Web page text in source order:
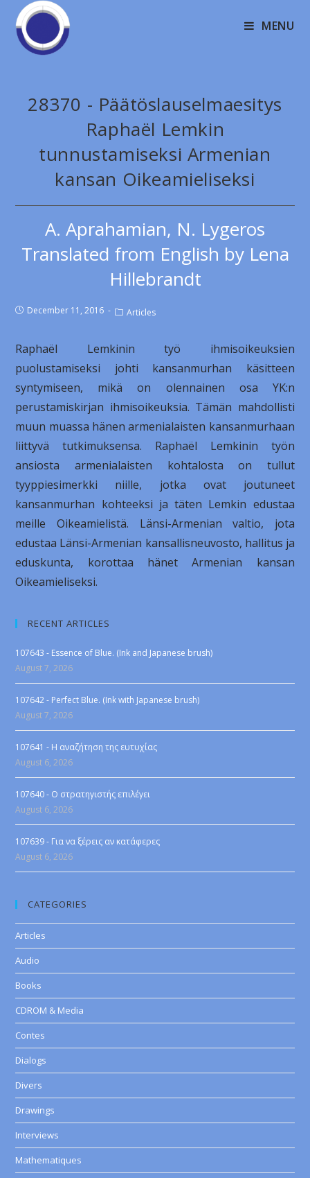
MENU
28370 - Päätöslauselmaesitys
Raphaël Lemkin
tunnustamiseksi Armenian
kansan Oikeamieliseksi
A. Aprahamian, N. Lygeros
Translated from English by Lena
Hillebrandt
December 11, 2016 Articles
Raphaël Lemkinin työ ihmisoikeuksien
puolustamiseksi johti kansanmurhan käsitteen
syntymiseen, mikä on olennainen osa YK:n
perustamiskirjan ihmisoikeuksia. Tämän mahdollisti
muun muassa hänen armenialaisten kansanmurhaan
liittyvä tutkimuksensa. Raphaël Lemkinin työn
ansiosta armenialaisten kohtalosta on tullut
tyyppiesimerkki niille, jotka ovat joutuneet
kansanmurhan kohteeksi ja täten Lemkin edustaa
meille Oikeamielistä. Länsi-Armenian valtio, jota
edustaa Länsi-Armenian kansallisneuvosto, hallitus ja
eduskunta, korottaa hänet Armenian kansan
Oikeamieliseksi.
RECENT ARTICLES
107643 - Essence of Blue. (Ink and Japanese brush)
August 7, 2026
107642 - Perfect Blue. (Ink with Japanese brush)
August 7, 2026
107641 - Η αναζήτηση της ευτυχίας
August 6, 2026
107640 - Ο στρατηγιστής επιλέγει
August 6, 2026
107639 - Για να ξέρεις αν κατάφερες
August 6, 2026
CATEGORIES
Articles
Audio
Books
CDROM & Media
Contes
Dialogs
Divers
Drawings
Interviews
Mathematiques